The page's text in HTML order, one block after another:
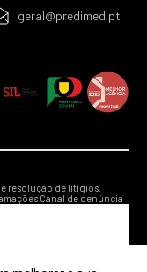
geral@predimed.pt
resolução de litígios.
Canal de denúncia